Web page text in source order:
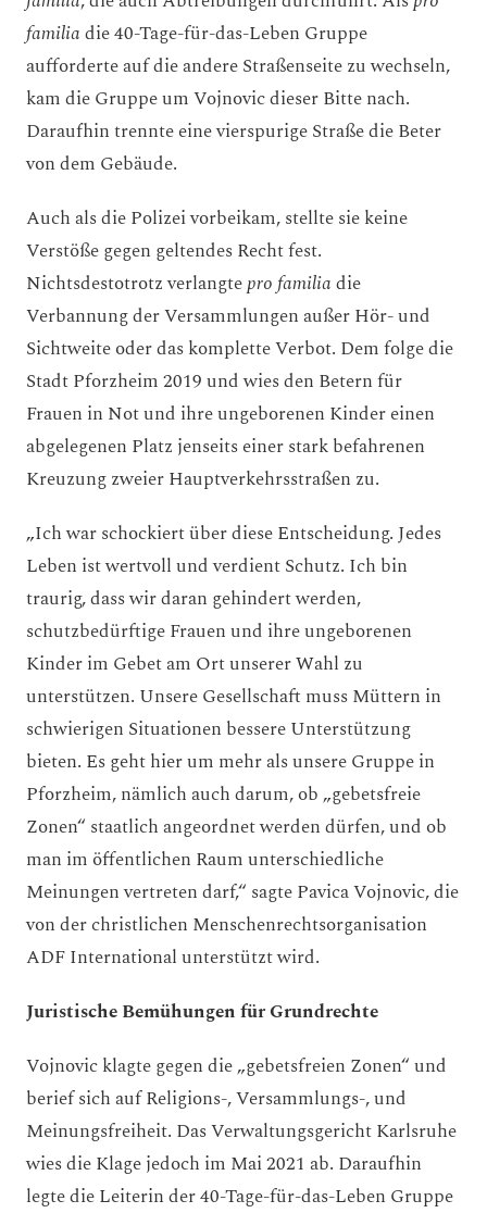
familiadie 40-Tage-für-das-Leben Gruppe
aufforderte auf die andere Straßenseite zu wechseln,
kam die Gruppe um Vojnovic dieser Bitte nach.
Daraufhin trennte eine vierspurige Straße die Beter
von dem Gebäude.
Auch als die Polizei vorbeikam, stellte sie keine
Verstöße gegen geltendes Recht fest.
Nichtsdestotrotz verlangtepro familiadie
Verbannung der Versammlungen außer Hör- und
Sichtweite oder das komplette Verbot. Dem folge die
Stadt Pforzheim 2019 und wies den Betern für
Frauen in Not und ihre ungeborenen Kinder einen
abgelegenen Platz jenseits einer stark befahrenen
Kreuzung zweier Hauptverkehrsstraßen zu.
„Ich war schockiert über diese Entscheidung. Jedes
Leben ist wertvoll und verdient Schutz. Ich bin
traurig, dass wir daran gehindert werden,
schutzbedürftige Frauen und ihre ungeborenen
Kinder im Gebet am Ort unserer Wahl zu
unterstützen. Unsere Gesellschaft muss Müttern in
schwierigen Situationen bessere Unterstützung
bieten. Es geht hier um mehr als unsere Gruppe in
Pforzheim, nämlich auch darum, ob „gebetsfreie
Zonen“ staatlich angeordnet werden dürfen, und ob
man im öffentlichen Raum unterschiedliche
Meinungen vertreten darf,“ sagte Pavica Vojnovic, die
von der christlichen Menschenrechtsorganisation
ADF International unterstützt wird.
Juristische Bemühungen für Grundrechte
Vojnovic klagte gegen die „gebetsfreien Zonen“ und
berief sich auf Religions-, Versammlungs-, und
Meinungsfreiheit. Das Verwaltungsgericht Karlsruhe
wies die Klage jedoch im Mai 2021 ab. Daraufhin
legte die Leiterin der 40-Tage-für-das-Leben Gruppe